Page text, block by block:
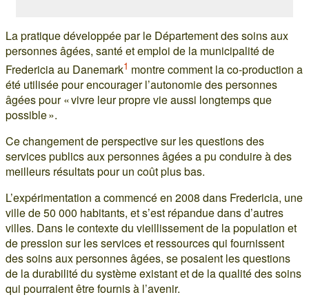
La pratique développée par le Département des soins aux
personnes âgées, santé et emploi de la municipalité de
Fredericia au Danemark1 montre comment la co-production a
été utilisée pour encourager l’autonomie des personnes
âgées pour « vivre leur propre vie aussi longtemps que
possible ».
Ce changement de perspective sur les questions des
services publics aux personnes âgées a pu conduire à des
meilleurs résultats pour un coût plus bas.
L’expérimentation a commencé en 2008 dans Fredericia, une
ville de 50 000 habitants, et s’est répandue dans d’autres
villes. Dans le contexte du vieillissement de la population et
de pression sur les services et ressources qui fournissent
des soins aux personnes âgées, se posaient les questions
de la durabilité du système existant et de la qualité des soins
qui pourraient être fournis à l’avenir.